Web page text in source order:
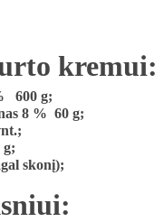
kremui:
600 g;
8 %  60 g;
g;
skonį);